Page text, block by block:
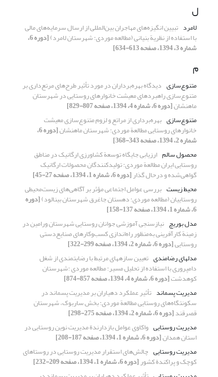
ل
لامرد تبیین انگیزه‌‌های مهاجران بین‌المللی از ارسال سرمایه‌‌های مالی
با استفاده از نظریة بنیانی (مطالعه موردی: شهرستان لامرد) [دوره 6،
شماره 3، 1394، صفحه 613-634]
م
متنوع‌‌‌‌‌‌سازی دیدگاه بهره‌برداران در مورد تأثیر طرح‌های مرتع‌داری بر
متنوع‌‌‌‌‌‌سازی راهبردهای معیشت خانوارهای روستایی در شهرستان
ماهنشان[دوره 6، شماره 4، 1394، صفحه 807-829]
متنوع‌سازی بهره‌برداری از مراتع و لزوم متنوع‌سازی معیشت
خانوارهای روستایی مطالعة موردی: شهرستان ماهنشان [دوره 6،
شماره 2، 1394، صفحه 343-368]
محصول سالم ارزیابی جایگاه توسعة کشاورزی ارگانیک در مناطق
روستایی ایران مطالعة موردی: تولیدکنندگان محصولات ارگانیک
گواهی‌شده و درحال گذار[دوره 6، شماره 1، 1394، صفحه 27-45]
محیط زیست بررسی عوامل اجتماعی مؤثر بر آگاهی‌های زیست‌محیطی
روستاییان (مطالعه موردی: دهستان جاغرق شهرستان بینالود)[دوره
6، شماره 1، 1394، صفحه 137-158]
مدل بوریچ نیازسنجی آموزشی جوانان روستایی شهرستان ورامین در
زمینة کارآفرینی به‌منظور راه‌اندازی کسب‌و‌کارهای صنایع‌دستی
روستایی[دوره 6، شماره 2، 1394، صفحه 299-322]
مدل‏های رضامندی تعیین سازه‏های مرتبط با رضایتمندی از شغل
دامپروری با استفاده از تحلیل مسیر: مطالعه موردی :شهرستان
کوهدشت[دوره 6، شماره 4، 1394، صفحه 857-874]
مدیریت پسماند تأثیر عملکرد دهیاران بر مدیریت پسماند در
سکونتگاه‌های روستایی مطالعة موردی: بخش ساربوک، شهرستان
قصرقند[دوره 6، شماره 2، 1394، صفحه 275-298]
مدیریت روستایی واکاوی عوامل بازدارندة مدیریت نوین روستایی در
استان همدان[دوره 6، شماره 1، 1394، صفحه 187-208]
مدیریت روستایی چالش‌های استقرار مدیریت روستایی در روستاهای
کوچک و پراکندة کشور[دوره 6، شماره 1، 1394، صفحه 209-232]